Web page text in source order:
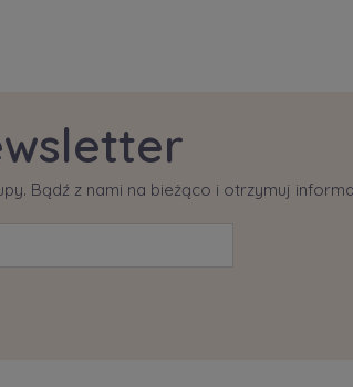
Bądź z nami na bieżąco i otrzymuj